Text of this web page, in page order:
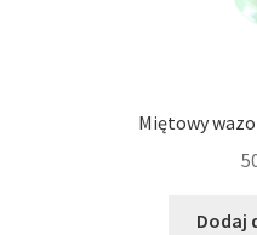
Miętowy
Dodaj